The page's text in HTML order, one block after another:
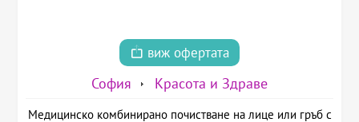
виж офертата
София Красота и Здраве
Медицинско комбинирано почистване на лице или гръб с